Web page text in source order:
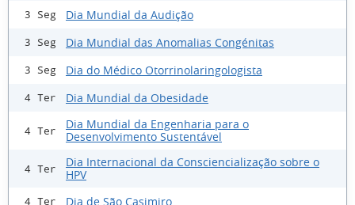
3 Seg Dia Mundial da Audição
3 Seg Dia Mundial das Anomalias Congénitas
3 Seg Dia do Médico Otorrinolaringologista
4 Ter Dia Mundial da Obesidade
4 Ter
Dia Mundial da Engenharia para o
Desenvolvimento Sustentável
4 Ter
Dia Internacional da Consciencialização sobre o
HPV
4 Ter Dia de São Casimiro